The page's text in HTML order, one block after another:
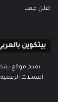
اعلن معنا
بيتكوين
يقدم موقع
العملات